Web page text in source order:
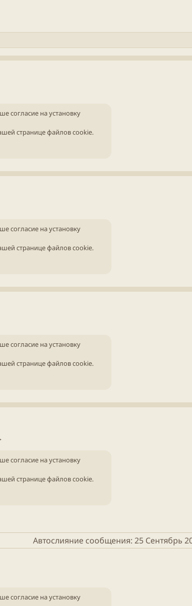
согласие на установку
странице файлов cookie.
согласие на установку
странице файлов cookie.
согласие на установку
странице файлов cookie.
согласие на установку
странице файлов cookie.
Автослияние сообщения: 25 Сентябрь
согласие на установку